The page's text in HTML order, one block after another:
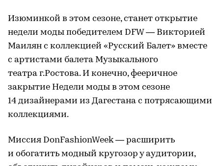
Изюминкой в этом сезоне, станет открытие
недели моды победителем DFW — Викторией
Маилян с коллекцией «Русский Балет» вместе
с артистами балета Музыкального
театра г.Ростова. И конечно, фееричное
закрытие Недели моды в этом сезоне
14 дизайнерами из Дагестана с потрясающими
коллекциями.
Миссия DonFashionWeek — расширить
и обогатить модный кругозор у аудитории,